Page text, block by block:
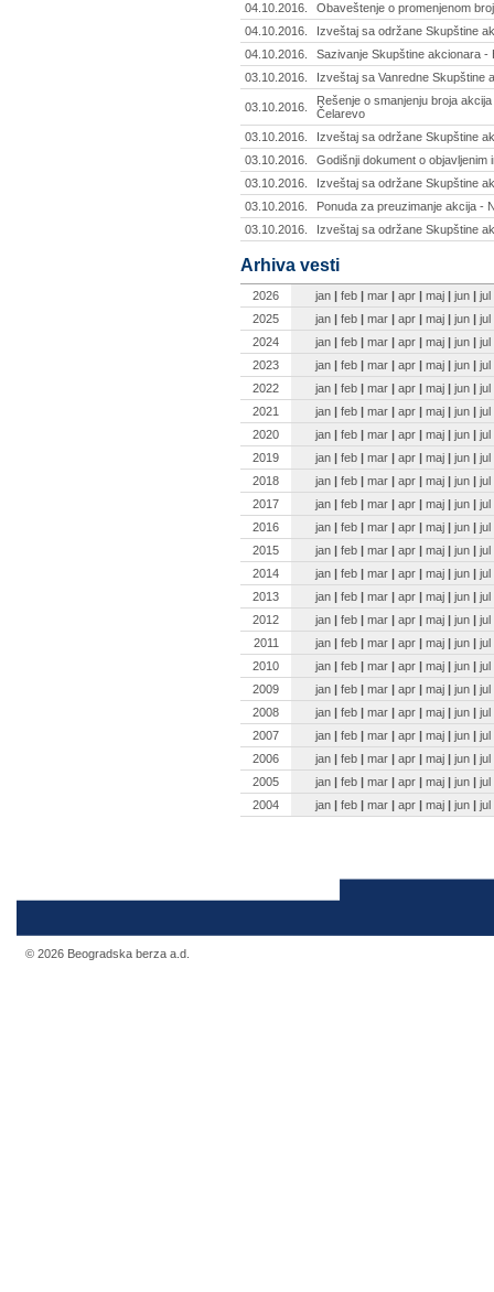
04.10.2016.
Obaveštenje o promenjenom
04.10.2016.
Izveštaj sa održane Skupštine
04.10.2016.
Sazivanje Skupštine akcionara -
03.10.2016.
Izveštaj sa Vanredne Skupštine
03.10.2016.
Rešenje o smanjenju broja
Čelarevo
03.10.2016.
Izveštaj sa održane Skupštine
03.10.2016.
Godišnji dokument o
03.10.2016.
Izveštaj sa održane Skupštine
03.10.2016.
Ponuda za preuzimanje akcija -
03.10.2016.
Izveštaj sa održane Skupštine
Arhiva vesti
2026 jan | feb | mar | apr | maj | jun | jul
2025
jan | feb | mar | apr | maj | jun | jul
2024
jan | feb | mar | apr | maj | jun | jul
2023
jan | feb | mar | apr | maj | jun | jul
2022
jan | feb | mar | apr | maj | jun | jul
2021
jan | feb | mar | apr | maj | jun | jul
2020
jan | feb | mar | apr | maj | jun | jul
2019
jan | feb | mar | apr | maj | jun | jul
2018
jan | feb | mar | apr | maj | jun | jul
2017
jan | feb | mar | apr | maj | jun | jul
2016
jan | feb | mar | apr | maj | jun | jul
2015
jan | feb | mar | apr | maj | jun | jul
2014
jan | feb | mar | apr | maj | jun | jul
2013
jan | feb | mar | apr | maj | jun | jul
2012
jan | feb | mar | apr | maj | jun | jul
2011
jan | feb | mar | apr | maj | jun | jul
2010
jan | feb | mar | apr | maj | jun | jul
2009
jan | feb | mar | apr | maj | jun | jul
2008
jan | feb | mar | apr | maj | jun | jul
2007
jan | feb | mar | apr | maj | jun | jul
2006
jan | feb | mar | apr | maj | jun | jul
2005
jan | feb | mar | apr | maj | jun | jul
2004
jan | feb | mar | apr | maj | jun | jul
© 2026 Beogradska berza a.d.